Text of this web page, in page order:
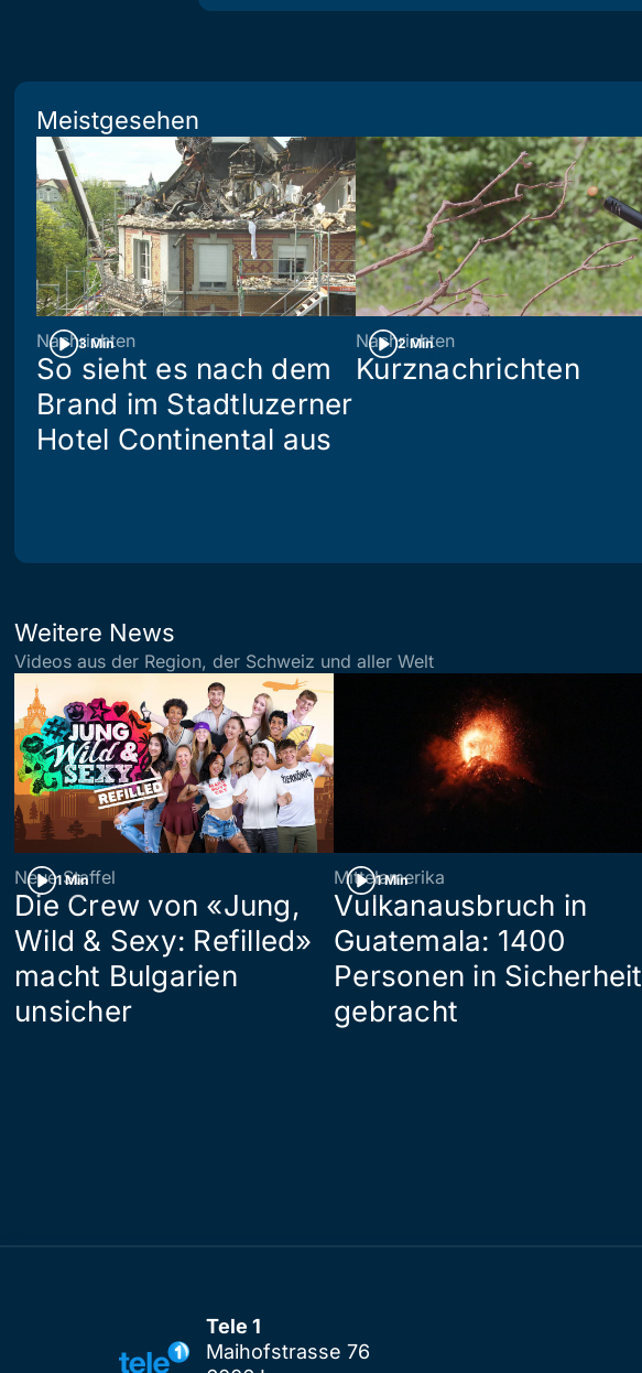
Meistgesehen
3 Min
Nachrichten
So sieht es nach dem
Brand im Stadtluzerner
Hotel Continental aus
2 Min
Nachrichten
Kurznachrichten
Weitere News
Videos aus der Region, der Schweiz und aller Welt
1 Min
Neue Staffel
Die Crew von «Jung,
Wild & Sexy: Refilled»
macht Bulgarien
unsicher
1 Min
Mittelamerika
Vulkanausbruch in
Guatemala: 1400
Personen in Sicherheit
gebracht
Tele 1
Maihofstrasse 76